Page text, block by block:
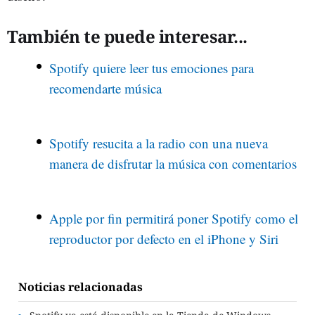
También te puede interesar...
Spotify quiere leer tus emociones para
recomendarte música
Spotify resucita a la radio con una nueva
manera de disfrutar la música con comentarios
Apple por fin permitirá poner Spotify como el
reproductor por defecto en el iPhone y Siri
Noticias relacionadas